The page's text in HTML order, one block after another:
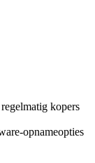
kopers
opnameopties